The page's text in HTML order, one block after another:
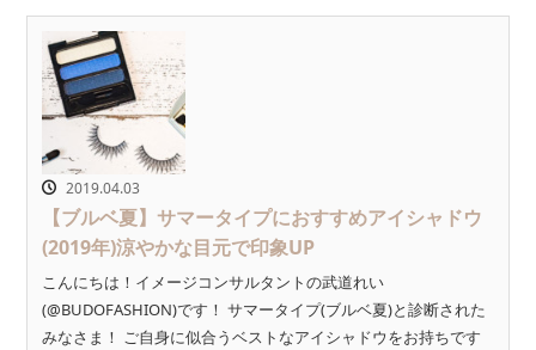
2019.04.03
【ブルベ夏】サマータイプにおすすめアイシャドウ
(2019年)涼やかな目元で印象UP
こんにちは！イメージコンサルタントの武道れい
(@BUDOFASHION)です！ サマータイプ(ブルベ夏)と診断された
みなさま！ ご自身に似合うベストなアイシャドウをお持ちです